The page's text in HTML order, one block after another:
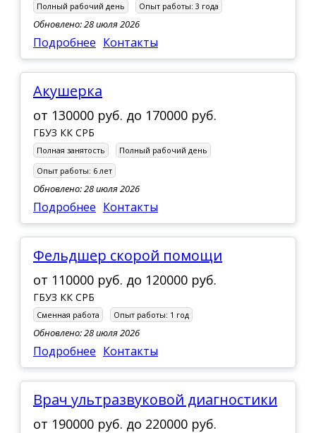
Полный рабочий день Опыт работы: 3 года
Обновлено: 28 июля 2026
Подробнее Контакты
Акушерка
от 130000 руб. до 170000 руб.
ГБУЗ КК СРБ
Полная занятость
Полный рабочий день
Опыт работы: 6 лет
Обновлено: 28 июля 2026
Подробнее Контакты
Фельдшер скорой помощи
от 110000 руб. до 120000 руб.
ГБУЗ КК СРБ
Сменная работа Опыт работы: 1 год
Обновлено: 28 июля 2026
Подробнее Контакты
Врач ультразвуковой диагностики
от 190000 руб. до 220000 руб.